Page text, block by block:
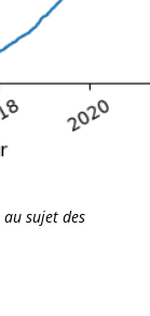
sujet des